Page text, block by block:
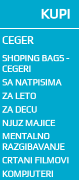
KUPI
CEGER
SHOPING BAGS -
CEGERI
SA NATPISIMA
ZA LETO
ZA DECU
NJUZ MAJICE
MENTALNO
RAZGIBAVANJE
CRTANI FILMOVI
KOMPJUTERI